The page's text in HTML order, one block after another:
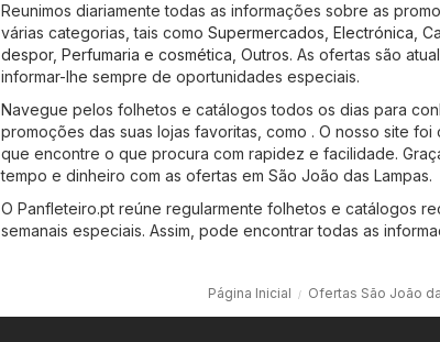
Reunimos diariamente todas as informações sobre as
várias categorias, tais como Supermercados Electrónica
despor, Perfumaria e cosmética Outros. As ofertas são
informar-lhe sempre de oportunidades especiais.
Navegue pelos folhetos e catálogos todos os dias para
promoções das suas lojas favoritas, como . O nosso site
que encontre o que procura com rapidez e facilidade.
tempo e dinheiro com as ofertas em São João das Lampas.
O Panfleteiro.pt reúne regularmente folhetos e catálogos
semanais especiais. Assim, pode encontrar todas as
Página Inicial Ofertas São João